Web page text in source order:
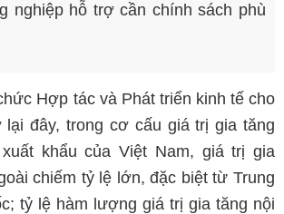
nghiệp hỗ trợ cần chính sách phù
Hợp tác và Phát triển kinh tế cho
lại đây, trong cơ cấu giá trị gia tăng
khẩu của Việt Nam, giá trị gia
chiếm tỷ lệ lớn, đặc biệt từ Trung
tỷ lệ hàm lượng giá trị gia tăng nội